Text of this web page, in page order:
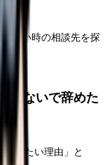
が強い時の相談先を探
れないで辞めた
辞めたい理由」と